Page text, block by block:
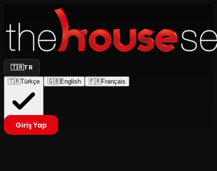
🇹🇷TR
🇹🇷Türkçe 🇬🇧English 🇫🇷Français
Giriş Yap